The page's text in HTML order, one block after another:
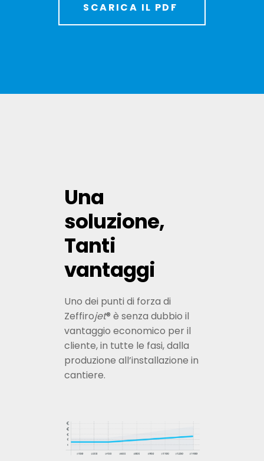
SCARICA IL PDF
Una
soluzione,
Tanti
vantaggi
Uno dei punti di forza di
Zeffirojet® è senza dubbio il
vantaggio economico per il
cliente, in tutte le fasi, dalla
produzione all’installazione in
cantiere.